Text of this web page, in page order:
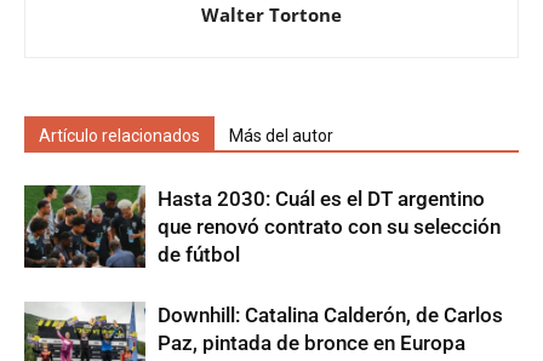
Walter Tortone
Artículo relacionados Más del autor
Hasta 2030: Cuál es el DT argentino
que renovó contrato con su selección
de fútbol
Downhill: Catalina Calderón, de Carlos
Paz, pintada de bronce en Europa